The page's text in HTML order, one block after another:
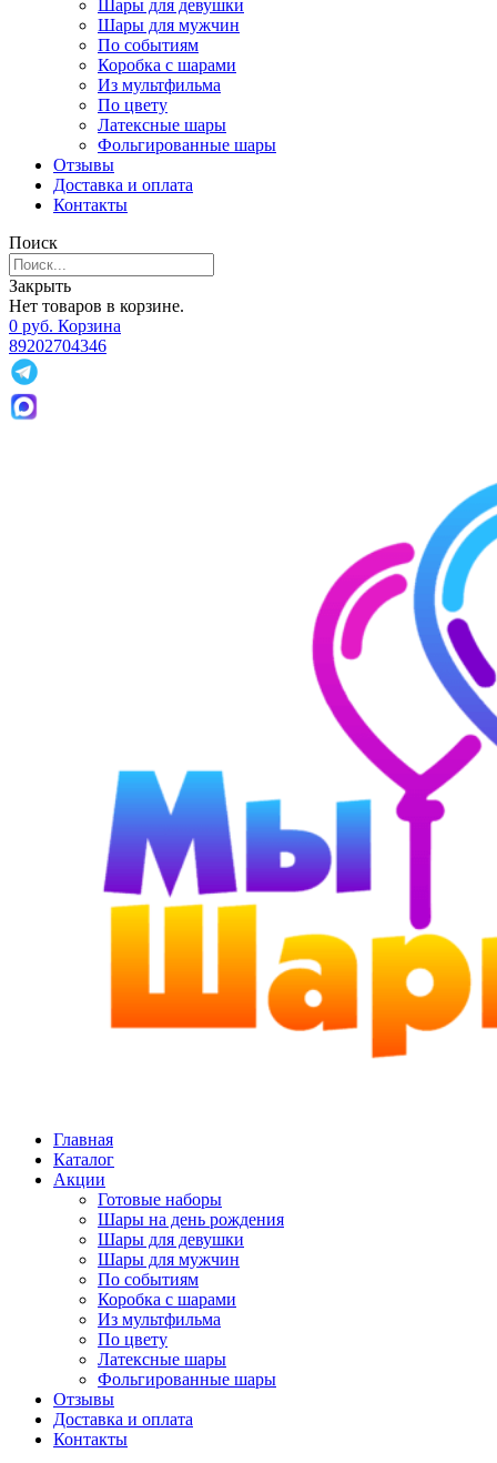
Шары для девушки
Шары для мужчин
По событиям
Коробка с шарами
Из мультфильма
По цвету
Латексные шары
Фольгированные шары
Отзывы
Доставка и оплата
Контакты
Поиск
Закрыть
Нет товаров в корзине.
0 руб. Корзина
89202704346
Главная
Каталог
Акции
Готовые наборы
Шары на день рождения
Шары для девушки
Шары для мужчин
По событиям
Коробка с шарами
Из мультфильма
По цвету
Латексные шары
Фольгированные шары
Отзывы
Доставка и оплата
Контакты